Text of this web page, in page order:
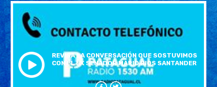
REVISA LA CONVERSACIÓN QUE SOSTUVIMOS
CON EL EX SENADOR MARIO RIOS SANTANDER